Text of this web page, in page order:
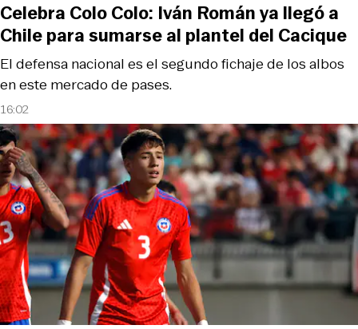
16:02
El defensa nacional es el segundo fichaje de los albos
en este mercado de pases.
Celebra Colo Colo: Iván Román ya llegó a
Chile para sumarse al plantel del Cacique